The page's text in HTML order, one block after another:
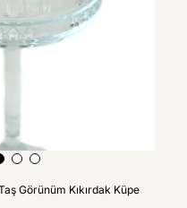
Görünüm Kıkırdak Küpe